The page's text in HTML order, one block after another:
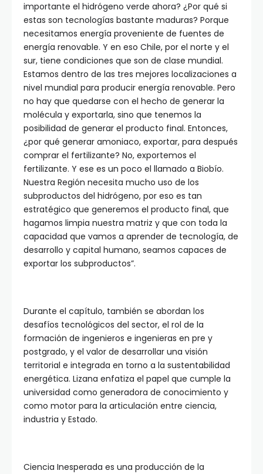
importante el hidrógeno verde ahora? ¿Por qué si
estas son tecnologías bastante maduras? Porque
necesitamos energía proveniente de fuentes de
energía renovable. Y en eso Chile, por el norte y el
sur, tiene condiciones que son de clase mundial.
Estamos dentro de las tres mejores localizaciones a
nivel mundial para producir energía renovable. Pero
no hay que quedarse con el hecho de generar la
molécula y exportarla, sino que tenemos la
posibilidad de generar el producto final. Entonces,
¿por qué generar amoniaco, exportar, para después
comprar el fertilizante? No, exportemos el
fertilizante. Y ese es un poco el llamado a Biobío.
Nuestra Región necesita mucho uso de los
subproductos del hidrógeno, por eso es tan
estratégico que generemos el producto final, que
hagamos limpia nuestra matriz y que con toda la
capacidad que vamos a aprender de tecnología, de
desarrollo y capital humano, seamos capaces de
exportar los subproductos”.
Durante el capítulo, también se abordan los
desafíos tecnológicos del sector, el rol de la
formación de ingenieros e ingenieras en pre y
postgrado, y el valor de desarrollar una visión
territorial e integrada en torno a la sustentabilidad
energética. Lizana enfatiza el papel que cumple la
universidad como generadora de conocimiento y
como motor para la articulación entre ciencia,
industria y Estado.
Ciencia Inesperada es una producción de la